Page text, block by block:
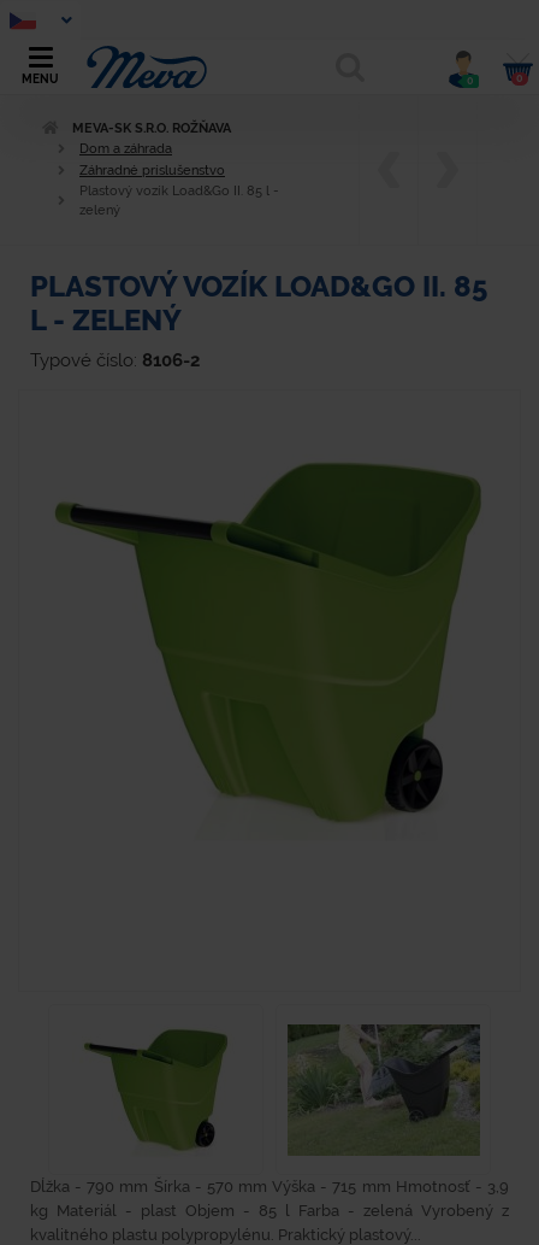
MENU 0 0
MEVA-SK S.R.O. ROŽŇAVA
Dom a záhrada
Záhradné príslušenstvo
Plastový vozík Load&Go II. 85 l -
zelený
PLASTOVÝ VOZÍK LOAD&GO II. 85
L - ZELENÝ
Typové číslo: 8106-2
Dĺžka - 790 mm Šírka - 570 mm Výška - 715 mm Hmotnosť - 3,9
kg Materiál - plast Objem - 85 l Farba - zelená Vyrobený z
kvalitného plastu polypropylénu. Praktický plastový...